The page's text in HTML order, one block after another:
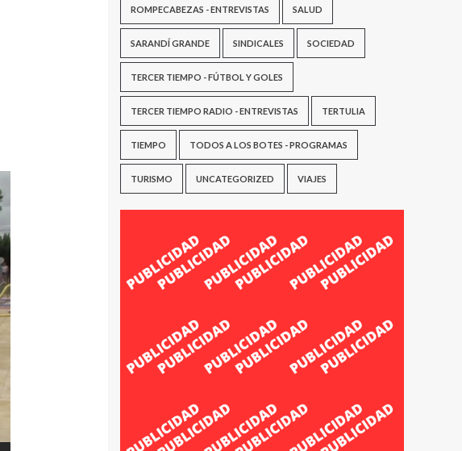
ROMPECABEZAS - ENTREVISTAS SALUD
SARANDÍ GRANDE SINDICALES SOCIEDAD
TERCER TIEMPO - FÚTBOL Y GOLES
TERCER TIEMPO RADIO - ENTREVISTAS TERTULIA
TIEMPO TODOS A LOS BOTES - PROGRAMAS
TURISMO UNCATEGORIZED VIAJES